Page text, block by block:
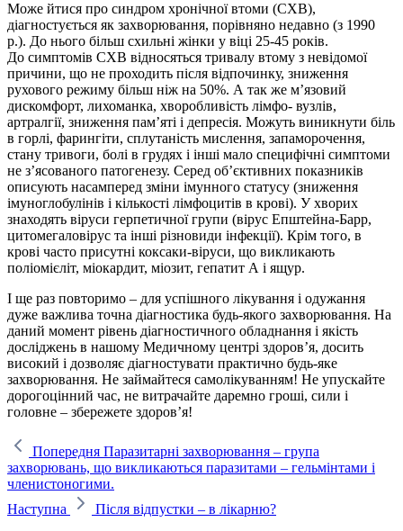
Може йтися про синдром хронічної втоми (СХВ),
діагностується як захворювання, порівняно недавно (з 1990
р.). До нього більш схильні жінки у віці 25-45 років.
До симптомів СХВ відносяться тривалу втому з невідомої
причини, що не проходить після відпочинку, зниження
рухового режиму більш ніж на 50%. А так же м’язовий
дискомфорт, лихоманка, хворобливість лімфо- вузлів,
артралгії, зниження пам’яті і депресія. Можуть виникнути біль
в горлі, фарингіти, сплутаність мислення, запаморочення,
стану тривоги, болі в грудях і інші мало специфічні симптоми
не з’ясованого патогенезу. Серед об’єктивних показників
описують насамперед зміни імунного статусу (зниження
імуноглобулінів і кількості лімфоцитів в крові). У хворих
знаходять віруси герпетичної групи (вірус Епштейна-Барр,
цитомегаловірус та інші різновиди інфекції). Крім того, в
крові часто присутні коксаки-віруси, що викликають
поліомієліт, міокардит, міозит, гепатит А і ящур.
І ще раз повторимо – для успішного лікування і одужання
дуже важлива точна діагностика будь-якого захворювання. На
даний момент рівень діагностичного обладнання і якість
досліджень в нашому Медичному центрі здоров’я, досить
високий і дозволяє діагностувати практично будь-яке
захворювання. Не займайтеся самолікуванням! Не упускайте
дорогоцінний час, не витрачайте даремно гроші, сили і
головне – збережете здоров’я!
Попередня Паразитарні захворювання – група
захворювань, що викликаються паразитами – гельмінтами і
членистоногими.
Наступна
Після відпустки – в лікарню?